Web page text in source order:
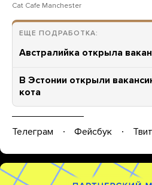
Cat Cafe Manchester
ЕЩЕ ПОДРАБОТКА:
Австралийка открыла
В Эстонии открыли
кота
Телеграм Фейсбук